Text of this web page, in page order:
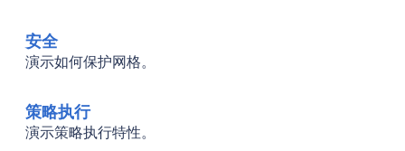
安全
演示如何保护网格。
策略执行
演示策略执行特性。